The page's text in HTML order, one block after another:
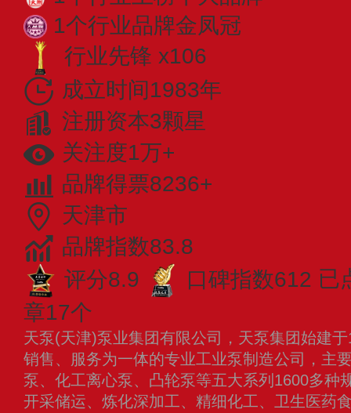
1个行业品牌金凤冠
行业先锋 x106
成立时间1983年
注册资本3颗星
关注度1万+
品牌得票8236+
天津市
品牌指数83.8
评分8.9
口碑指数612 已
章17个
天泵(天津)泵业集团有限公司，天泵集团始建
销售、服务为一体的专业工业泵制造公司，主
泵、化工离心泵、凸轮泵等五大系列1600多种
开采储运、炼化深加工、精细化工、卫生医药